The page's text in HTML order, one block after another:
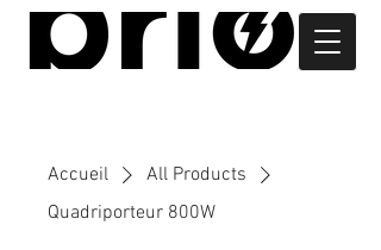
Accueil
All Products
Quadriporteur 800W